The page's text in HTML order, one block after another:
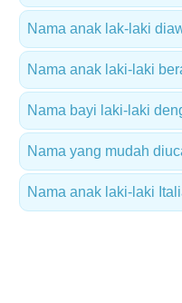
Nama anak lak-laki
Nama anak laki-laki
Nama bayi laki-laki
Nama yang mudah
Nama anak laki-laki